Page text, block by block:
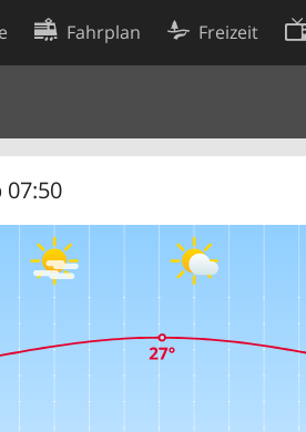
Fahrplan Freizeit
07:50
Cookie-Einstellungen